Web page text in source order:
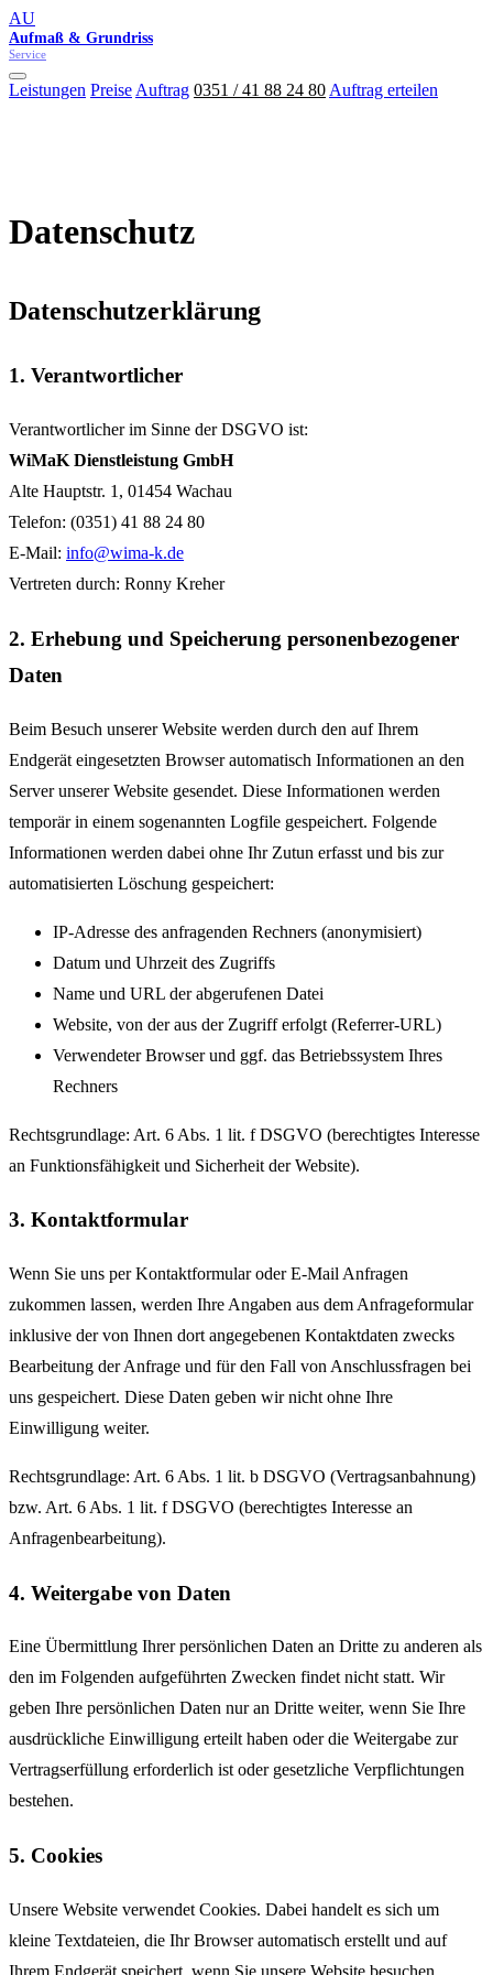
AU
Aufmaß & Grundriss
Service
Leistungen Preise Auftrag 0351 / 41 88 24 80 Auftrag erteilen
Datenschutz
Datenschutzerklärung
1. Verantwortlicher
Verantwortlicher im Sinne der DSGVO ist:
WiMaK Dienstleistung GmbH
Alte Hauptstr. 1, 01454 Wachau
Telefon: (0351) 41 88 24 80
E-Mail: info@wima-k.de
Vertreten durch: Ronny Kreher
2. Erhebung und Speicherung personenbezogener
Daten
Beim Besuch unserer Website werden durch den auf Ihrem
Endgerät eingesetzten Browser automatisch Informationen an den
Server unserer Website gesendet. Diese Informationen werden
temporär in einem sogenannten Logfile gespeichert. Folgende
Informationen werden dabei ohne Ihr Zutun erfasst und bis zur
automatisierten Löschung gespeichert:
IP-Adresse des anfragenden Rechners (anonymisiert)
Datum und Uhrzeit des Zugriffs
Name und URL der abgerufenen Datei
Website, von der aus der Zugriff erfolgt (Referrer-URL)
Verwendeter Browser und ggf. das Betriebssystem Ihres
Rechners
Rechtsgrundlage: Art. 6 Abs. 1 lit. f DSGVO (berechtigtes Interesse
an Funktionsfähigkeit und Sicherheit der Website).
3. Kontaktformular
Wenn Sie uns per Kontaktformular oder E-Mail Anfragen
zukommen lassen, werden Ihre Angaben aus dem Anfrageformular
inklusive der von Ihnen dort angegebenen Kontaktdaten zwecks
Bearbeitung der Anfrage und für den Fall von Anschlussfragen bei
uns gespeichert. Diese Daten geben wir nicht ohne Ihre
Einwilligung weiter.
Rechtsgrundlage: Art. 6 Abs. 1 lit. b DSGVO (Vertragsanbahnung)
bzw. Art. 6 Abs. 1 lit. f DSGVO (berechtigtes Interesse an
Anfragenbearbeitung).
4. Weitergabe von Daten
Eine Übermittlung Ihrer persönlichen Daten an Dritte zu anderen als
den im Folgenden aufgeführten Zwecken findet nicht statt. Wir
geben Ihre persönlichen Daten nur an Dritte weiter, wenn Sie Ihre
ausdrückliche Einwilligung erteilt haben oder die Weitergabe zur
Vertragserfüllung erforderlich ist oder gesetzliche Verpflichtungen
bestehen.
5. Cookies
Unsere Website verwendet Cookies. Dabei handelt es sich um
kleine Textdateien, die Ihr Browser automatisch erstellt und auf
Ihrem Endgerät speichert, wenn Sie unsere Website besuchen.